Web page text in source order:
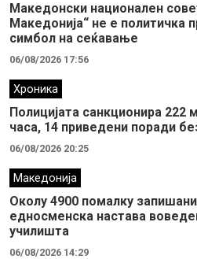
Македонски национален
Македонија“ не е политичка
симбол на сеќавање
06/08/2026 17:56
Хроника
Полицијата санкционира
часа, 14 приведени поради
06/08/2026 20:25
Македонија
Околу 4900 помалку
едносменска настава
училишта
06/08/2026 14:29